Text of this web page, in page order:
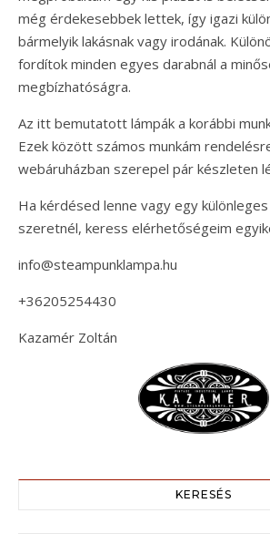
még érdekesebbek lettek, így igazi
bármelyik lakásnak vagy irodának.
fordítok minden egyes darabnál a
megbízhatóságra.
Az itt bemutatott lámpák a korábbi
Ezek között számos munkám
webáruházban szerepel pár készleten
Ha kérdésed lenne vagy egy
szeretnél, keress elérhetőségeim
info@steampunklampa.hu
+36205254430
Kazamér Zoltán
KERESÉS